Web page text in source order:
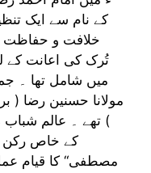
کے نام سے ایک
خلافت و حفاظت
تُرک کی اعانت کے
میں شامل تھا ۔
مولانا حسنین رضا (
) تھے ۔ عالم
مصطفی“ کا قیام عمل